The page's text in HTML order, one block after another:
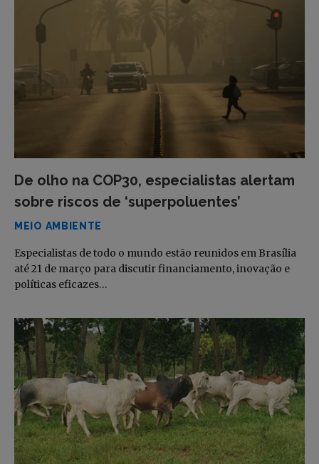
De olho na COP30, especialistas alertam
sobre riscos de ‘superpoluentes’
MEIO AMBIENTE
Especialistas de todo o mundo estão reunidos em Brasília
até 21 de março para discutir financiamento, inovação e
políticas eficazes…